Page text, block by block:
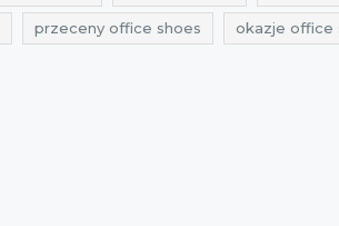
przeceny office shoes okazje office